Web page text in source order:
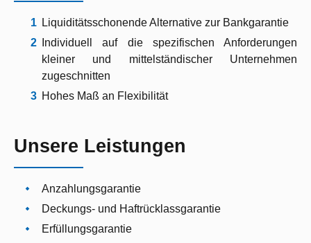
Liquiditätsschonende Alternative zur Bankgarantie
Individuell auf die spezifischen Anforderungen
kleiner und mittelständischer Unternehmen
zugeschnitten
Hohes Maß an Flexibilität
Unsere Leistungen
Anzahlungsgarantie
Deckungs- und Haftrücklassgarantie
Erfüllungsgarantie